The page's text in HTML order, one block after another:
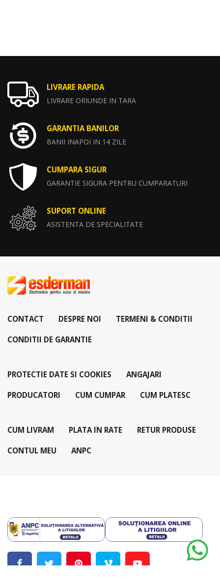
LIVRARE RAPIDA
LIVRARE ORIUNDE IN TARA
GARANTIA BANILOR
BANII INAPOI IN 14 ZILE
CUMPARA SIGUR
GARANTIE SIGURA PENTRU CUMPARATURI
SUPORT ONLINE
ASISTENTA DE SPECIALITATE
CONTACT DESPRE NOI TERMENI & CONDITII
CONDITII DE GARANTIE
PROTECTIE DATE SI COOKIES ANGAJARI
PRODUCATORI CUM CUMPAR CUM PLATESC
CUM LIVRAM PLATA IN RATE RETUR PRODUSE
CONTUL MEU ANPC